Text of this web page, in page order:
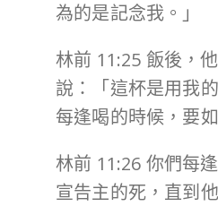
為的是記念我。」
林前 11:25 飯後，
說：「這杯是用我
每逢喝的時候，要
林前 11:26 你們每
宣告主的死，直到